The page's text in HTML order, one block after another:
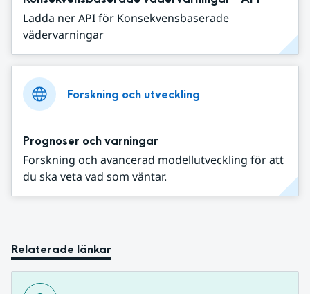
Ladda ner API för Konsekvensbaserade
vädervarningar
Forskning och utveckling
Prognoser och varningar
Forskning och avancerad modellutveckling för att
du ska veta vad som väntar.
Relaterade länkar